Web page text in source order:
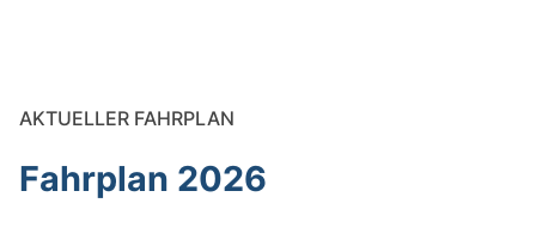
AKTUELLER FAHRPLAN
Fahrplan 2026